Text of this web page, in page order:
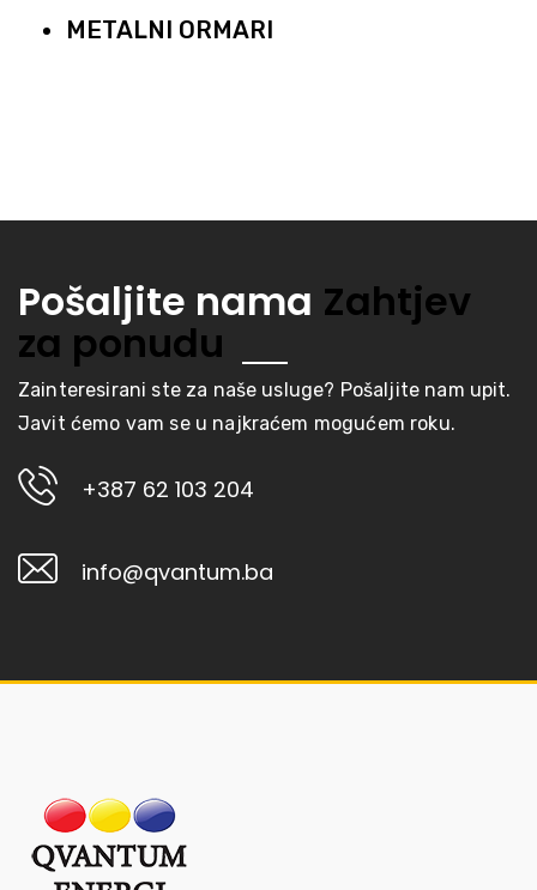
METALNI ORMARI
Pošaljite nama Zahtjev
za ponudu
Zainteresirani ste za naše usluge? Pošaljite nam upit.
Javit ćemo vam se u najkraćem mogućem roku.
+387 62 103 204
info@qvantum.ba